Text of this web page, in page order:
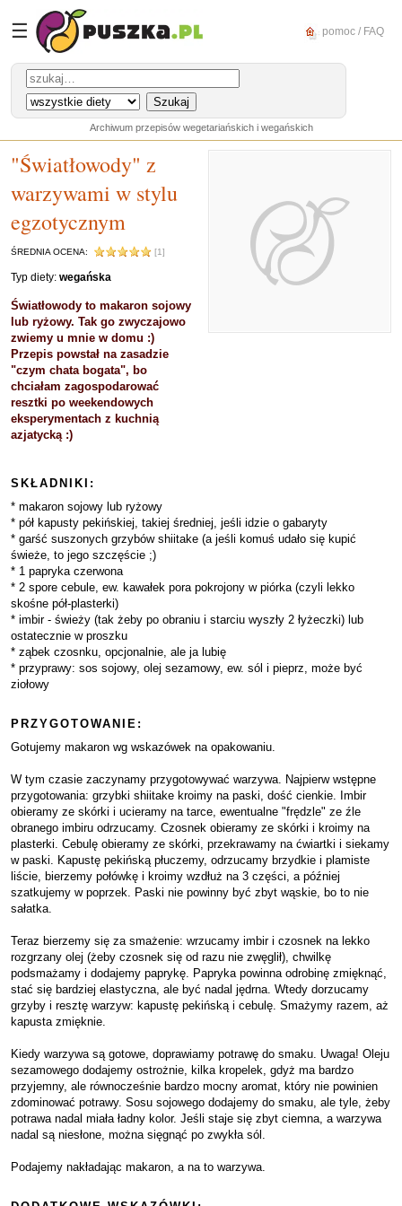
☰ pomoc / FAQ
Archiwum przepisów wegetariańskich i wegańskich
"Światłowody" z
warzywami w stylu
egzotycznym
ŚREDNIA OCENA: [1]
Typ diety: wegańska
Światłowody to makaron sojowy
lub ryżowy. Tak go zwyczajowo
zwiemy u mnie w domu :)
Przepis powstał na zasadzie
"czym chata bogata", bo
chciałam zagospodarować
resztki po weekendowych
eksperymentach z kuchnią
azjatycką :)
SKŁADNIKI:
* makaron sojowy lub ryżowy
* pół kapusty pekińskiej, takiej średniej, jeśli idzie o gabaryty
* garść suszonych grzybów shiitake (a jeśli komuś udało się kupić
świeże, to jego szczęście ;)
* 1 papryka czerwona
* 2 spore cebule, ew. kawałek pora pokrojony w piórka (czyli lekko
skośne pół-plasterki)
* imbir - świeży (tak żeby po obraniu i starciu wyszły 2 łyżeczki) lub
ostatecznie w proszku
* ząbek czosnku, opcjonalnie, ale ja lubię
* przyprawy: sos sojowy, olej sezamowy, ew. sól i pieprz, może być
ziołowy
PRZYGOTOWANIE:
Gotujemy makaron wg wskazówek na opakowaniu.
W tym czasie zaczynamy przygotowywać warzywa. Najpierw wstępne
przygotowania: grzybki shiitake kroimy na paski, dość cienkie. Imbir
obieramy ze skórki i ucieramy na tarce, ewentualne "frędzle" ze źle
obranego imbiru odrzucamy. Czosnek obieramy ze skórki i kroimy na
plasterki. Cebulę obieramy ze skórki, przekrawamy na ćwiartki i siekamy
w paski. Kapustę pekińską płuczemy, odrzucamy brzydkie i plamiste
liście, bierzemy połówkę i kroimy wzdłuż na 3 części, a później
szatkujemy w poprzek. Paski nie powinny być zbyt wąskie, bo to nie
sałatka.
Teraz bierzemy się za smażenie: wrzucamy imbir i czosnek na lekko
rozgrzany olej (żeby czosnek się od razu nie zwęglił), chwilkę
podsmażamy i dodajemy paprykę. Papryka powinna odrobinę zmięknąć,
stać się bardziej elastyczna, ale być nadal jędrna. Wtedy dorzucamy
grzyby i resztę warzyw: kapustę pekińską i cebulę. Smażymy razem, aż
kapusta zmięknie.
Kiedy warzywa są gotowe, doprawiamy potrawę do smaku. Uwaga! Oleju
sezamowego dodajemy ostrożnie, kilka kropelek, gdyż ma bardzo
przyjemny, ale równocześnie bardzo mocny aromat, który nie powinien
zdominować potrawy. Sosu sojowego dodajemy do smaku, ale tyle, żeby
potrawa nadal miała ładny kolor. Jeśli staje się zbyt ciemna, a warzywa
nadal są niesłone, można sięgnąć po zwykła sól.
Podajemy nakładając makaron, a na to warzywa.